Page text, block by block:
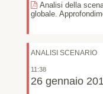
Analisi della
globale.
ANALISI SCENARIO
11:38
26 gennaio